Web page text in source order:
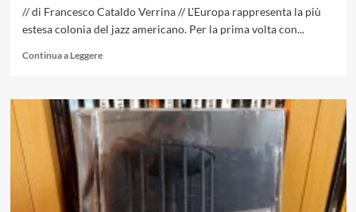
CASA
DI
MOSTRI
JAZZ
MODERNO.
(ABEAT
RECORDS)
// di Francesco Cataldo Verrina // L'Europa rappresenta la più
estesa colonia del jazz americano. Per la prima volta con...
Continua a LeggereLeggi
su
IL
LIBRO
DI
GUIDO
MICHELONE:
«IL